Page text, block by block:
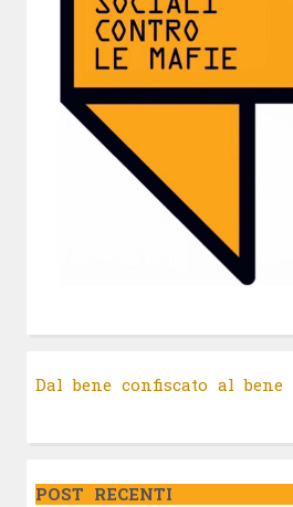
Dal bene confiscato al bene
POST RECENTI